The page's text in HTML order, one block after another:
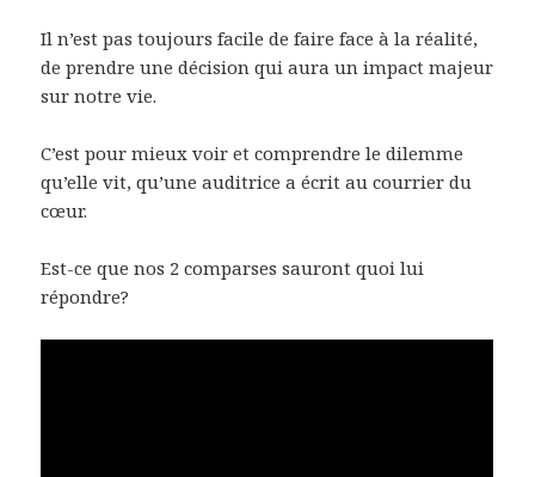
Il n’est pas toujours facile de faire face à la réalité,
de prendre une décision qui aura un impact majeur
sur notre vie.
C’est pour mieux voir et comprendre le dilemme
qu’elle vit, qu’une auditrice a écrit au courrier du
cœur.
Est-ce que nos 2 comparses sauront quoi lui
répondre?